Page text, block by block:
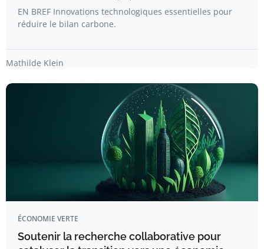
EN BREF Innovations technologiques essentielles pour
réduire le bilan carbone.
Mathilde Klein
ÉCONOMIE VERTE
Soutenir la recherche collaborative pour